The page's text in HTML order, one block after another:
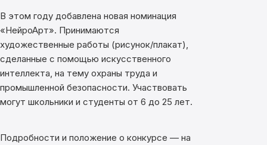
В этом году добавлена новая номинация
«НейроАрт». Принимаются
художественные работы (рисунок/плакат),
сделанные с помощью искусственного
интеллекта, на тему охраны труда и
промышленной безопасности. Участвовать
могут школьники и студенты от 6 до 25 лет.
Подробности и положение о конкурсе — на